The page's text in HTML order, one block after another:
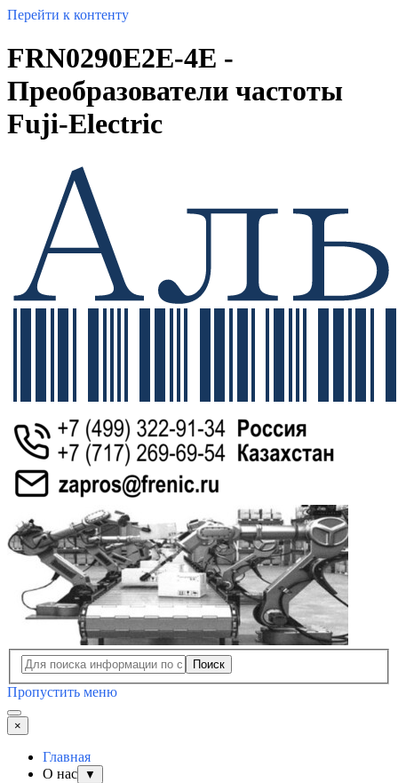
Перейти к контенту
FRN0290E2E-4E -
Преобразователи частоты
Fuji-Electric
Поиск
Пропустить меню
×
Главная
О нас
▼